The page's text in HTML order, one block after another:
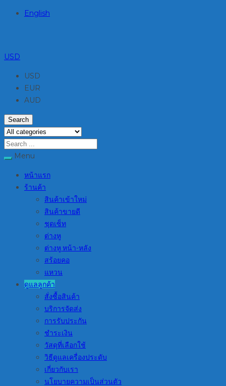
English
USD
USD
EUR
AUD
Search
Menu
หน้าแรก
ร้านค้า
สินค้าเข้าใหม่
สินค้าขายดี
ชุดเซ็ท
ต่างหู
ต่างหู หน้า-หลัง
สร้อยคอ
แหวน
ดูแลลูกค้า
สั่งซื้อสินค้า
บริการจัดส่ง
การรับประกัน
ชำระเงิน
วัสดุที่เลือกใช้
วิธีดูแลเครื่องประดับ
เกี่ยวกับเรา
นโยบายความเป็นส่วนตัว